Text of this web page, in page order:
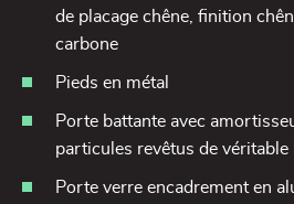
de placage chêne, finition
carbone
Pieds en métal
Porte battante avec
particules revêtus de véritable
Porte verre encadrement en